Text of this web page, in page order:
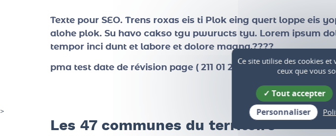
Texte pour SEO. Trens roxas eis ti Plok eing quert loppe eis
alohe plok. Su havo cakso tgu pwuructs tyu. Lorem ipsum
tempor inci dunt et labore et dolore magna.????
pma test date de révision page ( 211 01 2023 16:32)
>
Les 47 communes du territoire
Ce site utilise des cookies
ceux que vous
Tout accepter
Personnaliser